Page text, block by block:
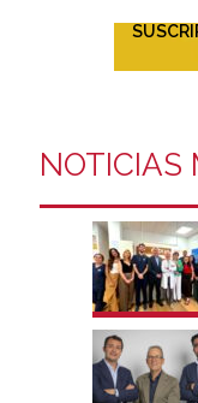
NOTICIAS